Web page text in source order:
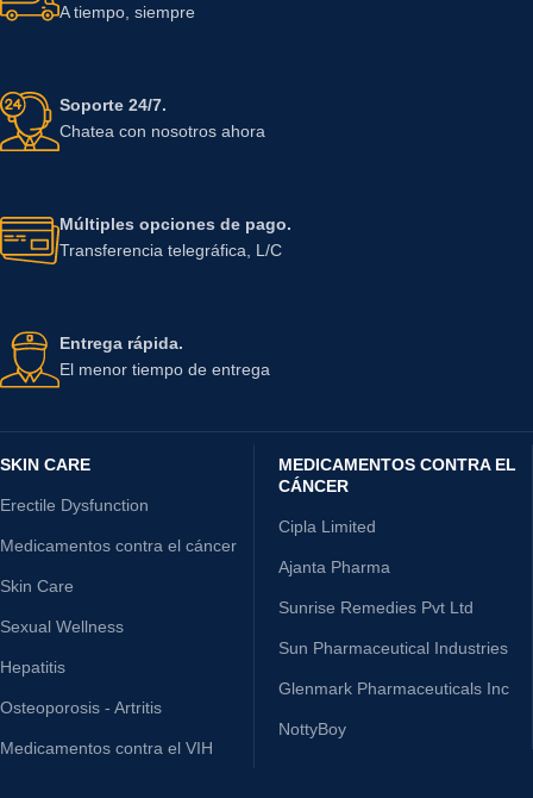
A tiempo, siempre
Soporte 24/7.
Chatea con nosotros ahora
Múltiples opciones de pago.
Transferencia telegráfica, L/C
Entrega rápida.
El menor tiempo de entrega
SKIN CARE
Erectile Dysfunction
Medicamentos contra el cáncer
Skin Care
Sexual Wellness
Hepatitis
Osteoporosis - Artritis
Medicamentos contra el VIH
MEDICAMENTOS CONTRA EL
CÁNCER
Cipla Limited
Ajanta Pharma
Sunrise Remedies Pvt Ltd
Sun Pharmaceutical Industries
Glenmark Pharmaceuticals Inc
NottyBoy